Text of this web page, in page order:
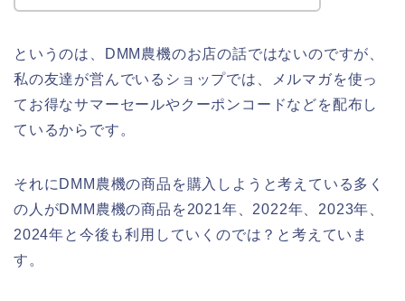
というのは、DMM農機のお店の話ではないのですが、
私の友達が営んでいるショップでは、メルマガを使っ
てお得なサマーセールやクーポンコードなどを配布し
ているからです。
それにDMM農機の商品を購入しようと考えている多く
の人がDMM農機の商品を2021年、2022年、2023年、
2024年と今後も利用していくのでは？と考えていま
す。